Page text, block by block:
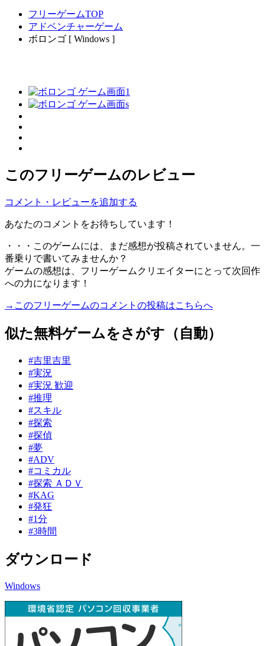
フリーゲームTOP
アドベンチャーゲーム
ボロンゴ [ Windows ]
このフリーゲームのレビュー
コメント・レビューを追加する
あなたのコメントをお待ちしています！
・・・このゲームには、まだ感想が投稿されていません。一
番乗りで書いてみませんか？
ゲームの感想は、フリーゲームクリエイターにとって次回作
への力になります！
→このフリーゲームのコメントの投稿はこちらへ
似た無料ゲームをさがす（自動）
#吉里吉里
#実況
#実況 歓迎
#推理
#スキル
#探索
#探偵
#夢
#ADV
#コミカル
#探索 ＡＤＶ
#KAG
#発狂
#1分
#3時間
ダウンロード
Windows